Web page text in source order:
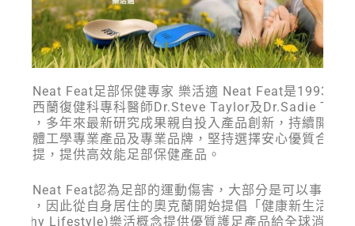
活適Neat Feat足部保健專家 樂活適 Neat Feat是1993年由
位紐西蘭復健科專科醫師Dr.Steve Taylor及Dr.Sadie
創立，多年來最新研究成果親自投入產品創新，持續開發出
合人體工學專業產品及專業品牌，堅持選擇安心優質合適材
為前提，提供高效能足部保健產品。
活適Neat Feat認為足部的運動傷害，大部分是可以事先預
健的，因此從自身居住的奧克蘭開始提倡「健康新生活」
Lifestyle)樂活概念提供優質護足產品給全球消費者